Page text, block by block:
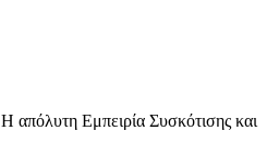
Η απόλυτη Εμπειρία Συσκότισης και